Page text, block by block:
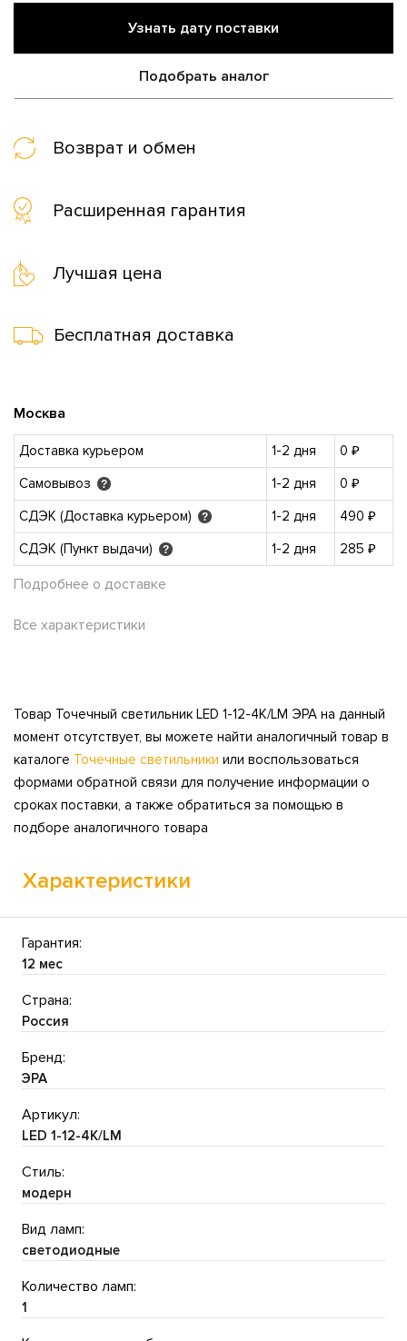
Узнать дату поставки
Подобрать аналог
Возврат и обмен
Расширенная гарантия
Лучшая цена
Бесплатная доставка
Москва
Доставка курьером 1-2 дня
0 ₽
Самовывоз
? 1-2 дня
0 ₽
СДЭК (Доставка курьером)
? 1-2 дня
490 ₽
СДЭК (Пункт выдачи)
? 1-2 дня 285 ₽
Подробнее о доставке
Все характеристики
Товар Точечный светильник LED 1-12-4K/LM ЭРА на данный
момент отсутствует, вы можете найти аналогичный товар в
каталоге Точечные светильники или воспользоваться
формами обратной связи для получение информации о
сроках поставки, а также обратиться за помощью в
подборе аналогичного товара
Характеристики
Гарантия:
12 мес
Страна:
Россия
Бренд:
ЭРА
Артикул:
LED 1-12-4K/LM
Стиль:
модерн
Вид ламп:
светодиодные
Количество ламп:
1